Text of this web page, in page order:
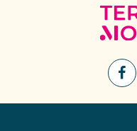
Lien